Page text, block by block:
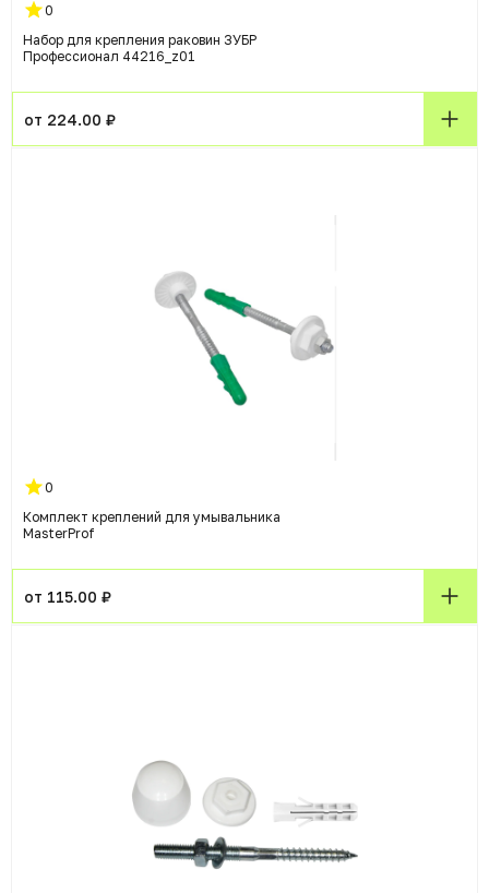
0
Набор для крепления раковин ЗУБР
Профессионал 44216_z01
от 224.00 ₽
0
Комплект креплений для умывальника
MasterProf
от 115.00 ₽